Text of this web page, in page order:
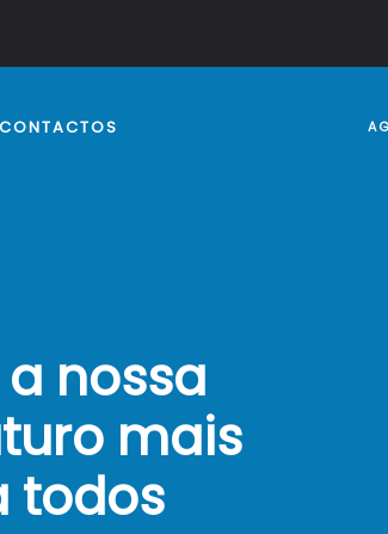
CONTACTOS
nossa
mais
todos